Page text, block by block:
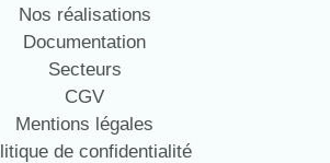
Nos réalisations
Documentation
Secteurs
CGV
Mentions légales
de confidentialité